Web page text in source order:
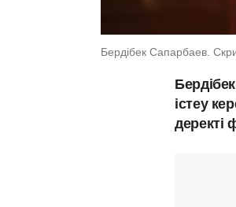
Бердібек Сапарбаев.
істеу
деректі